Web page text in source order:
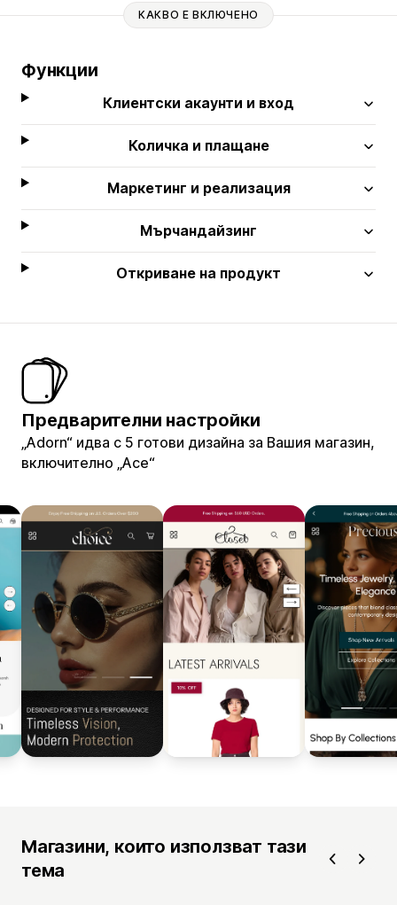
КАКВО Е ВКЛЮЧЕНО
Функции
Клиентски акаунти и вход
Количка и плащане
Маркетинг и реализация
Мърчандайзинг
Откриване на продукт
Предварителни настройки
„Adorn“ идва с 5 готови дизайна за Вашия магазин,
включително „Ace“
Магазини, които използват тази
тема